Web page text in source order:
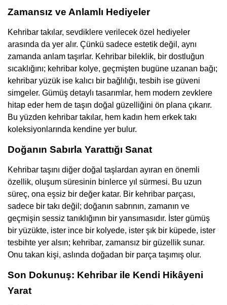
Zamansız ve Anlamlı Hediyeler
Kehribar takılar, sevdiklere verilecek özel hediyeler
arasında da yer alır. Çünkü sadece estetik değil, aynı
zamanda anlam taşırlar. Kehribar bileklik, bir dostluğun
sıcaklığını; kehribar kolye, geçmişten bugüne uzanan bağı;
kehribar yüzük ise kalıcı bir bağlılığı, tesbih ise güveni
simgeler. Gümüş detaylı tasarımlar, hem modern zevklere
hitap eder hem de taşın doğal güzelliğini ön plana çıkarır.
Bu yüzden kehribar takılar, hem kadın hem erkek takı
koleksiyonlarında kendine yer bulur.
Doğanın Sabırla Yarattığı Sanat
Kehribar taşını diğer doğal taşlardan ayıran en önemli
özellik, oluşum süresinin binlerce yıl sürmesi. Bu uzun
süreç, ona eşsiz bir değer katar. Bir kehribar parçası,
sadece bir takı değil; doğanın sabrının, zamanın ve
geçmişin sessiz tanıklığının bir yansımasıdır. İster gümüş
bir yüzükte, ister ince bir kolyede, ister şık bir küpede, ister
tesbihte yer alsın; kehribar, zamansız bir güzellik sunar.
Onu takan kişi, aslında doğadan bir parça taşımış olur.
Son Dokunuş: Kehribar ile Kendi Hikâyeni
Yarat